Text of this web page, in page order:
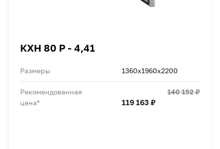
КХН 80 Р - 4,41
Размеры 1360х1960х2200
Рекомендованная
цена*
140 192 ₽
119 163 ₽